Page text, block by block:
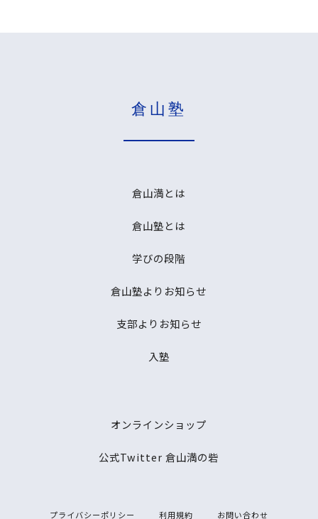
倉山塾
倉山満とは
倉山塾とは
学びの段階
倉山塾よりお知らせ
支部よりお知らせ
入塾
オンラインショップ
公式Twitter 倉山満の砦
プライバシーポリシー 利用規約 お問い合わせ